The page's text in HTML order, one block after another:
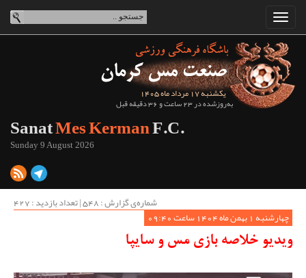
یکشنبه 17 مرداد ماه 1405
به‌روزشده در 23 ساعت و 36 دقیقه قبل
SanatMes KermanF.C.
Sunday 9 August 2026
شماره‌ی گزارش : ‌548 | تعداد بازدید : 427
چهارشنبه 1 بهمن ماه 1404 ساعت 09:40
ویدیو خلاصه بازی مس و سایپا